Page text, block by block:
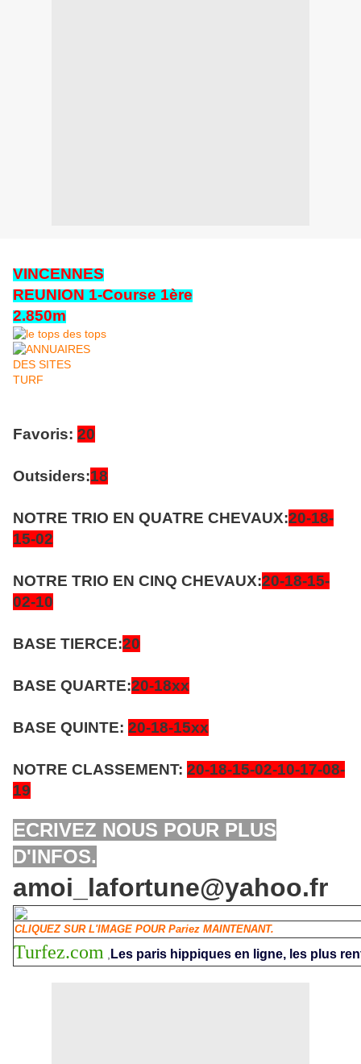
VINCENNES
REUNION 1-Course 1ère
2.850m
Favoris: 20
Outsiders:18
NOTRE TRIO EN QUATRE CHEVAUX:20-18-
15-02
NOTRE TRIO EN CINQ CHEVAUX:20-18-15-
02-10
BASE TIERCE:20
BASE QUARTE:20-18xx
BASE QUINTE: 20-18-15xx
NOTRE CLASSEMENT: 20-18-15-02-10-17-08-
19
ECRIVEZ NOUS POUR PLUS
D'INFOS.
amoi_lafortune@yahoo.fr
CLIQUEZ SUR L'IMAGE POUR Pariez MAINTENANT.
Turfez.com Les paris hippiques en ligne, les plus